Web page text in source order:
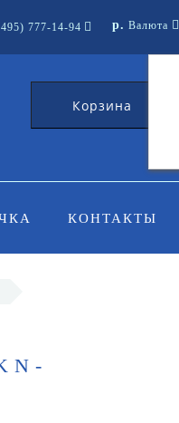
777-14-94 р. Валюта
Корзина
КОНТАКТЫ